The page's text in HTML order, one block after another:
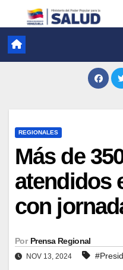
REGIONALES
Más de
atendidos
con
Por Prensa Regional
NOV 13, 2024